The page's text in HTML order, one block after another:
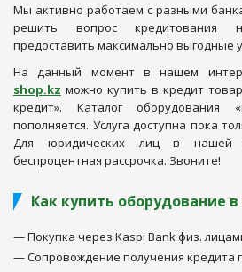
Создание заявки на
1
Уточнение деталей
Доступные приборы
Выберите доступный прибор
Укажите срок аренды:
Документы необходимы
предоставив основные реквизиты
юридического лица,
Мы активно работаем с разными
решить вопрос кредитования
предоставить максимально выгодные
На данный момент в нашем
shop.kz можно купить в кредит
кредит». Каталог оборудования
пополняется. Услуга доступна пока
Для юридических лиц в нашей
беспроцентная рассрочка. Звоните!
Как купить оборудование
— Покупка через Kaspi Bank физ.
— Сопровождение получения кредита